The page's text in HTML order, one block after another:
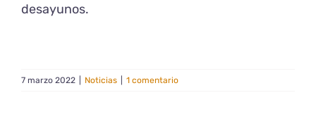
desayunos.
7 marzo 2022 Noticias 1 comentario